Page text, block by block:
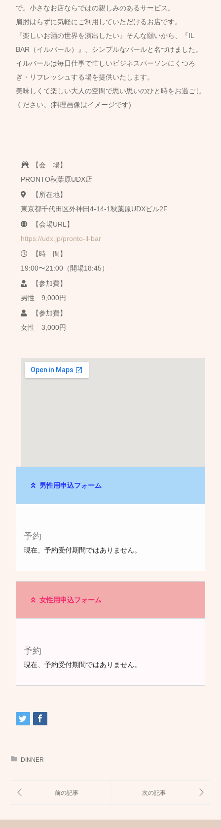
で。小さなお店ならではの親しみのあるサービス。
肩肘はらずに気軽にご利用していただけるお店です。
『楽しいお酒の世界を演出したい』そんな願いから、『IL
BAR（イルバール）』、シンプルなバールと名づけました。
イルバールは毎日仕事で忙しいビジネスパーソンにくつろ
ぎ・リフレッシュする場を提供いたします。
美味しくて楽しい大人の空間で思い思いのひと時をお過ごし
ください。 (料理画像はイメージです)
【会 場】
PRONTO秋葉原UDX店
【所在地】
東京都千代田区外神田4-14-1秋葉原UDXビル2F
【会場URL】
https://udx.jp/pronto-il-bar
【時 間】
19:00〜21:00（開場18:45）
【参加費】
男性 9,000円
【参加費】
女性 3,000円
男性用申込フォーム
予約
現在、予約受付期間ではありません。
女性用申込フォーム
予約
現在、予約受付期間ではありません。
DINNER